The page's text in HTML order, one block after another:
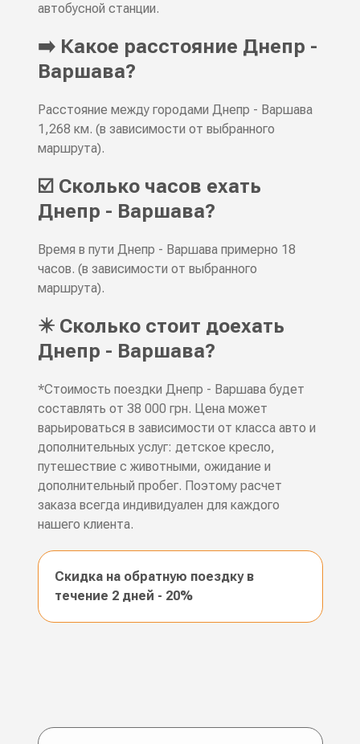
автобусной станции.
➡️ Какое расстояние Днепр -
Варшава?
Расстояние между городами Днепр - Варшава
1,268 км. (в зависимости от выбранного
маршрута).
☑️ Сколько часов ехать
Днепр - Варшава?
Время в пути Днепр - Варшава примерно 18
часов. (в зависимости от выбранного
маршрута).
✴️ Сколько стоит доехать
Днепр - Варшава?
*Стоимость поездки Днепр - Варшава будет
составлять от 38 000 грн. Цена может
варьироваться в зависимости от класса авто и
дополнительных услуг: детское кресло,
путешествие с животными, ожидание и
дополнительный пробег. Поэтому расчет
заказа всегда индивидуален для каждого
нашего клиента.
Скидка на обратную поездку в
течение 2 дней - 20%